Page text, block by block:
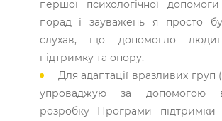
першої психологічної
порад і зауважень я просто
слухав, що допомогло
підтримку та опору.
Для адаптації вразливих груп
упроваджую за допомогою
розробку Програми підтримки